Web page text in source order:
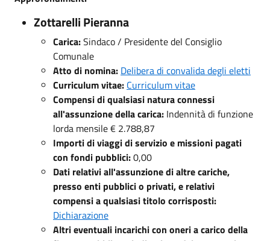
Zottarelli Pieranna
Carica:Sindaco / Presidente del Consiglio
Comunale
Atto di nomina: Delibera di convalida degli eletti
Curriculum vitae: Curriculum vitae
Compensi di qualsiasi natura connessi
all'assunzione della carica: Indennità di funzione
lorda mensile € 2.788,87
Importi di viaggi di servizio e missioni pagati
con fondi pubblici:0,00
Dati relativi all'assunzione di altre cariche,
presso enti pubblici o privati, e relativi
compensi a qualsiasi titolo corrisposti:
Dichiarazione
Altri eventuali incarichi con oneri a carico della